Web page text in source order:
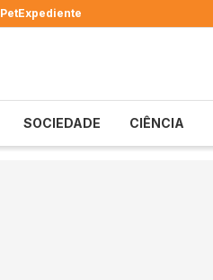
PetExpediente
SOCIEDADE CIÊNCIA